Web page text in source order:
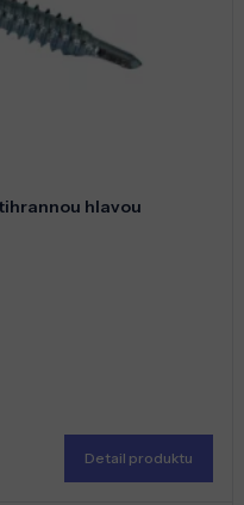
hlavou
Detail produktu